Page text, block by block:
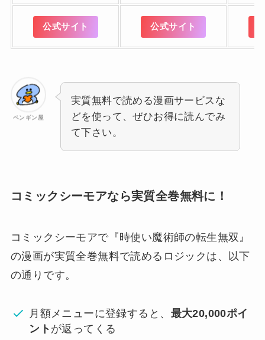
公式サイト 公式サイト
ペンギン屋
実質無料で読める漫画サービスな
どを使って、ぜひお得に読んでみ
て下さい。
コミックシーモアなら実質全巻無料に！
コミックシーモアで『時使い魔術師の転生無双』
の漫画が実質全巻無料で読めるロジックは、以下
の通りです。
月額メニューに登録すると、 最大20,000ポイ
ント が返ってくる